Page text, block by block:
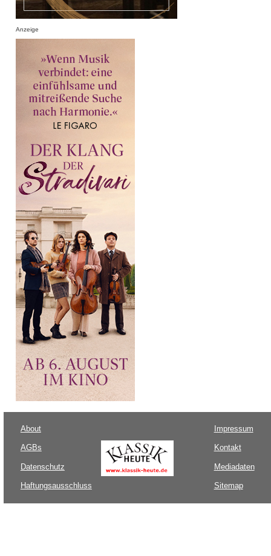
Anzeige
About
AGBs
Datenschutz
Haftungsausschluss
Impressum
Kontakt
Mediadaten
Sitemap